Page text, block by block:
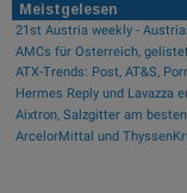
Meistgelesen
21st Austria weekly -
AMCs für Österreich,
ATX-Trends: Post, AT&S,